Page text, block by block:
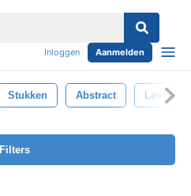
Inloggen Aanmelden
Stukken Abstract
Filters